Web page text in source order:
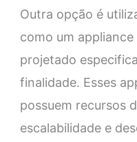
Outra opção é
como um
projetado
finalidade. Esses
possuem recursos
escalabilidade e